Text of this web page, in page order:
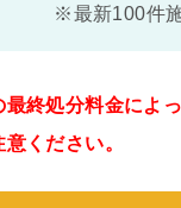
※最新100件
終処分料金によ
ください。